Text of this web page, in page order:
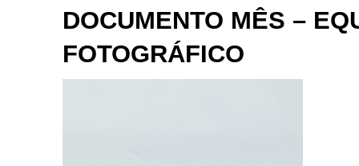
DOCUMENTO MÊS –
FOTOGRÁFICO